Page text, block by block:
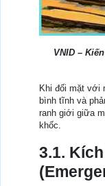
VNID –
Khi đối mặt với
bình tĩnh và
ranh giới giữa
khốc.
3.1.